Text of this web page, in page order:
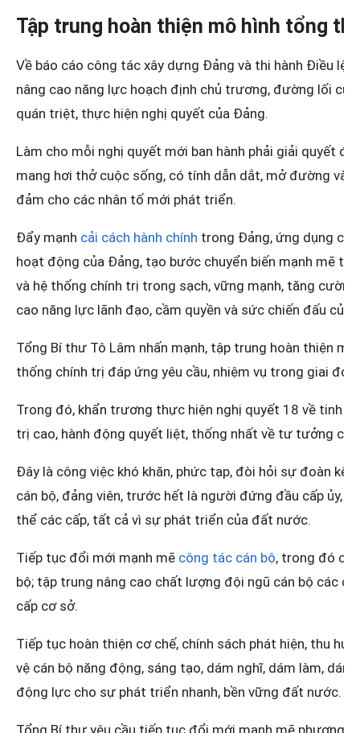
Tập trung hoàn thiện mô hình tổng
Về báo cáo công tác xây dựng Đảng và thi hành Điều lệ
nâng cao năng lực hoạch định chủ trương, đường lối
quán triệt, thực hiện nghị quyết của Đảng.
Làm cho mỗi nghị quyết mới ban hành phải giải quyết
mang hơi thở cuộc sống, có tính dẫn dắt, mở đường và
đảm cho các nhân tố mới phát triển.
Đẩy mạnh cải cách hành chính trong Đảng, ứng dụng
hoạt động của Đảng, tạo bước chuyển biến mạnh mẽ
và hệ thống chính trị trong sạch, vững mạnh, tăng
cao năng lực lãnh đạo, cầm quyền và sức chiến đấu của
Tổng Bí thư Tô Lâm nhấn mạnh, tập trung hoàn thiện
thống chính trị đáp ứng yêu cầu, nhiệm vụ trong giai
Trong đó, khẩn trương thực hiện nghị quyết 18 về tinh
trị cao, hành động quyết liệt, thống nhất về tư tưởng
Đây là công việc khó khăn, phức tạp, đòi hỏi sự đoàn
cán bộ, đảng viên, trước hết là người đứng đầu cấp ủy,
thể các cấp, tất cả vì sự phát triển của đất nước.
Tiếp tục đổi mới mạnh mẽ công tác cán bộ, trong đó
bộ; tập trung nâng cao chất lượng đội ngũ cán bộ các
cấp cơ sở.
Tiếp tục hoàn thiện cơ chế, chính sách phát hiện, thu
vệ cán bộ năng động, sáng tạo, dám nghĩ, dám làm,
động lực cho sự phát triển nhanh, bền vững đất nước.